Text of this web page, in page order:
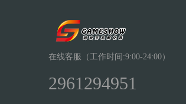
在线客服（工作时间:9:00-24:00）
2961294951